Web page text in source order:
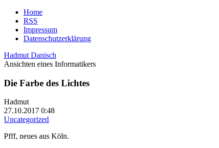
Home
RSS
Impressum
Datenschutzerklärung
Hadmut Danisch
Ansichten eines Informatikers
Die Farbe des Lichtes
Hadmut
27.10.2017 0:48
Uncategorized
Pfff, neues aus Köln.